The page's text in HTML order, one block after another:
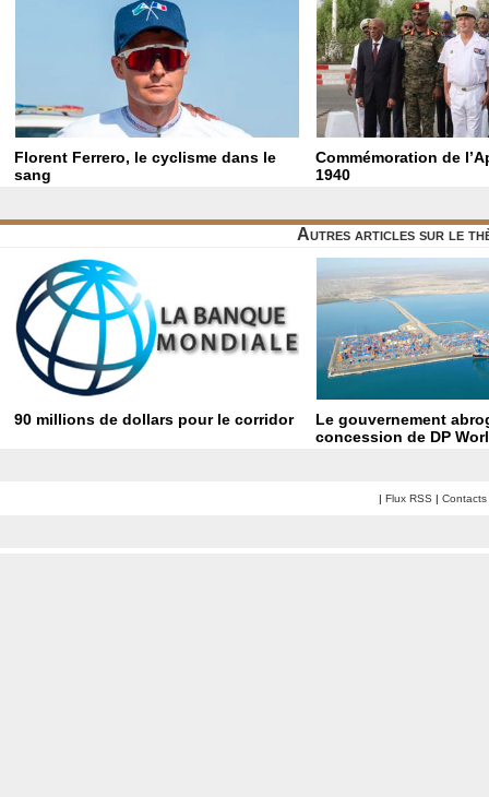
Florent Ferrero, le cyclisme dans le
sang
Commémoration de
1940
Autres articles sur le
90 millions de dollars pour le corridor
Le gouvernement
concession de DP
| Flux RSS | Contacts